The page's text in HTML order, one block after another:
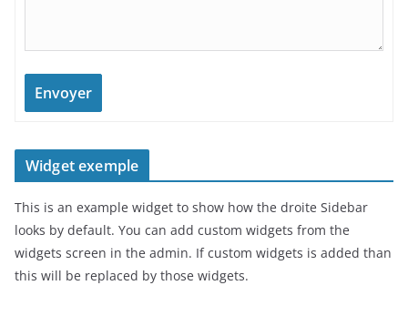
Envoyer
Widget exemple
This is an example widget to show how the droite Sidebar
looks by default. You can add custom widgets from the
widgets screen in the admin. If custom widgets is added than
this will be replaced by those widgets.